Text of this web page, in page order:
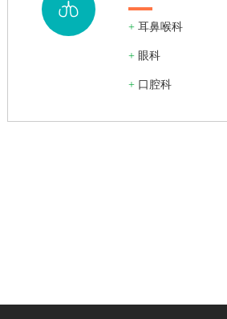
+耳鼻喉科
+眼科
+口腔科